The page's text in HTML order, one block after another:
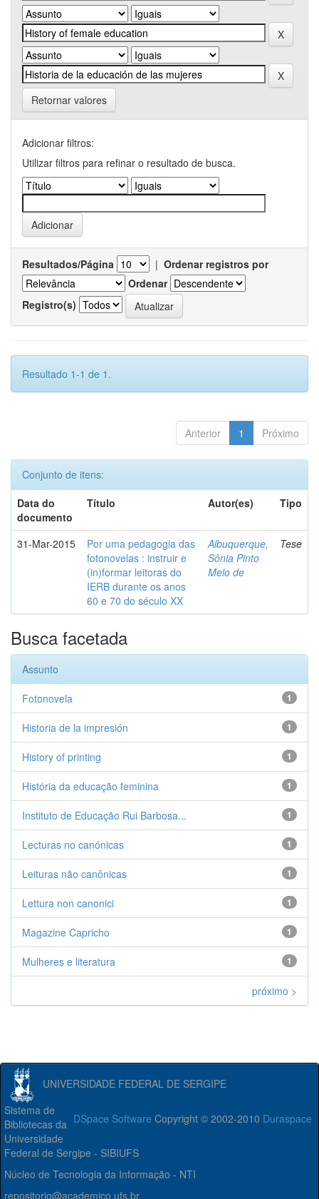
Retornar valores
Adicionar filtros:
Utilizar filtros para refinar o resultado de busca.
Resultados/Página | Ordenar registros por
Ordenar
Registro(s)
Resultado 1-1 de 1.
Anterior 1 Próximo
Conjunto de itens:
Data do
documento
Título Autor(es) Tipo
31-Mar-2015
Por uma pedagogia das
fotonovelas : instruir e
(in)formar leitoras do
IERB durante os anos
60 e 70 do século XX
Albuquerque,
Sônia Pinto
Melo de
Tese
Busca facetada
Assunto
1
Fotonovela
1
Historia de la impresión
1
History of printing
1
História da educação feminina
1
Instituto de Educação Rui Barbosa...
1
Lecturas no canónicas
1
Leituras não canônicas
1
Lettura non canonici
1
Magazine Capricho
1
Mulheres e literatura
próximo >
UNIVERSIDADE FEDERAL DE SERGIPE
DSpace Software Copyright © 2002-2010 Duraspace
Sistema de
Bibliotecas da
Universidade
Federal de Sergipe - SIBIUFS
Núcleo de Tecnologia da Informação - NTI
repositorio@academico.ufs.br